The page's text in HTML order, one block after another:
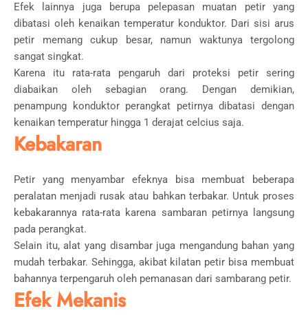
Efek lainnya juga berupa pelepasan muatan petir yang
dibatasi oleh kenaikan temperatur konduktor. Dari sisi arus
petir memang cukup besar, namun waktunya tergolong
sangat singkat.
Karena itu rata-rata pengaruh dari proteksi petir sering
diabaikan oleh sebagian orang. Dengan demikian,
penampung konduktor perangkat petirnya dibatasi dengan
kenaikan temperatur hingga 1 derajat celcius saja.
Kebakaran
Petir yang menyambar efeknya bisa membuat beberapa
peralatan menjadi rusak atau bahkan terbakar. Untuk proses
kebakarannya rata-rata karena sambaran petirnya langsung
pada perangkat.
Selain itu, alat yang disambar juga mengandung bahan yang
mudah terbakar. Sehingga, akibat kilatan petir bisa membuat
bahannya terpengaruh oleh pemanasan dari sambarang petir.
Efek Mekanis